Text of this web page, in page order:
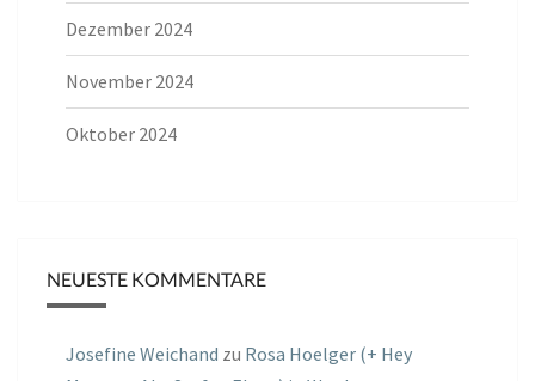
Dezember 2024
November 2024
Oktober 2024
NEUESTE KOMMENTARE
Josefine Weichand zu Rosa Hoelger (+ Hey